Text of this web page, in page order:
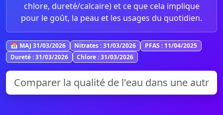
chlore, dureté/calcaire) et ce que cela implique
pour le goût, la peau et les usages du quotidien.
📅 MAJ 31/03/2026 Nitrates : 31/03/2026
PFAS : 11/04/2025
Dureté : 31/03/2026
Chlore : 31/03/2026